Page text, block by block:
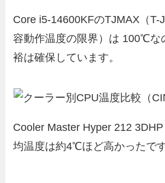
Core i5-14600KFのTJMAX（T-
容動作温度の限界）は 100℃な
裕は確保しています。
Cooler Master Hyper 212
均温度は約4℃ほど高かったです